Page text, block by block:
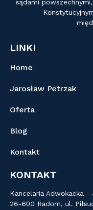
sądami
KONTAKT
Kancelaria Adwokacka -
26-600 Radom, ul.
LINKI
Home
Jarosław Petrzak
Oferta
Blog
Kontakt